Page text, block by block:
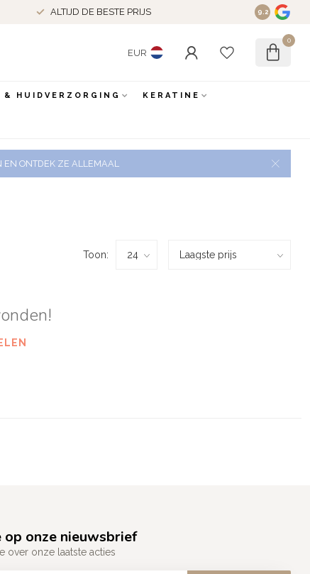
ALTIJD DE BESTE PRIJS 9.2
EUR
0
HUIDVERZORGING KERATINE
EN ONTDEK ZE ALLEMAAL
Toon:
op onze nieuwsbrief
over onze laatste acties